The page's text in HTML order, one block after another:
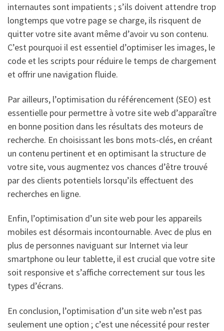
internautes sont impatients ; s’ils doivent attendre trop
longtemps que votre page se charge, ils risquent de
quitter votre site avant même d’avoir vu son contenu.
C’est pourquoi il est essentiel d’optimiser les images, le
code et les scripts pour réduire le temps de chargement
et offrir une navigation fluide.
Par ailleurs, l’optimisation du référencement (SEO) est
essentielle pour permettre à votre site web d’apparaître
en bonne position dans les résultats des moteurs de
recherche. En choisissant les bons mots-clés, en créant
un contenu pertinent et en optimisant la structure de
votre site, vous augmentez vos chances d’être trouvé
par des clients potentiels lorsqu’ils effectuent des
recherches en ligne.
Enfin, l’optimisation d’un site web pour les appareils
mobiles est désormais incontournable. Avec de plus en
plus de personnes naviguant sur Internet via leur
smartphone ou leur tablette, il est crucial que votre site
soit responsive et s’affiche correctement sur tous les
types d’écrans.
En conclusion, l’optimisation d’un site web n’est pas
seulement une option ; c’est une nécessité pour rester